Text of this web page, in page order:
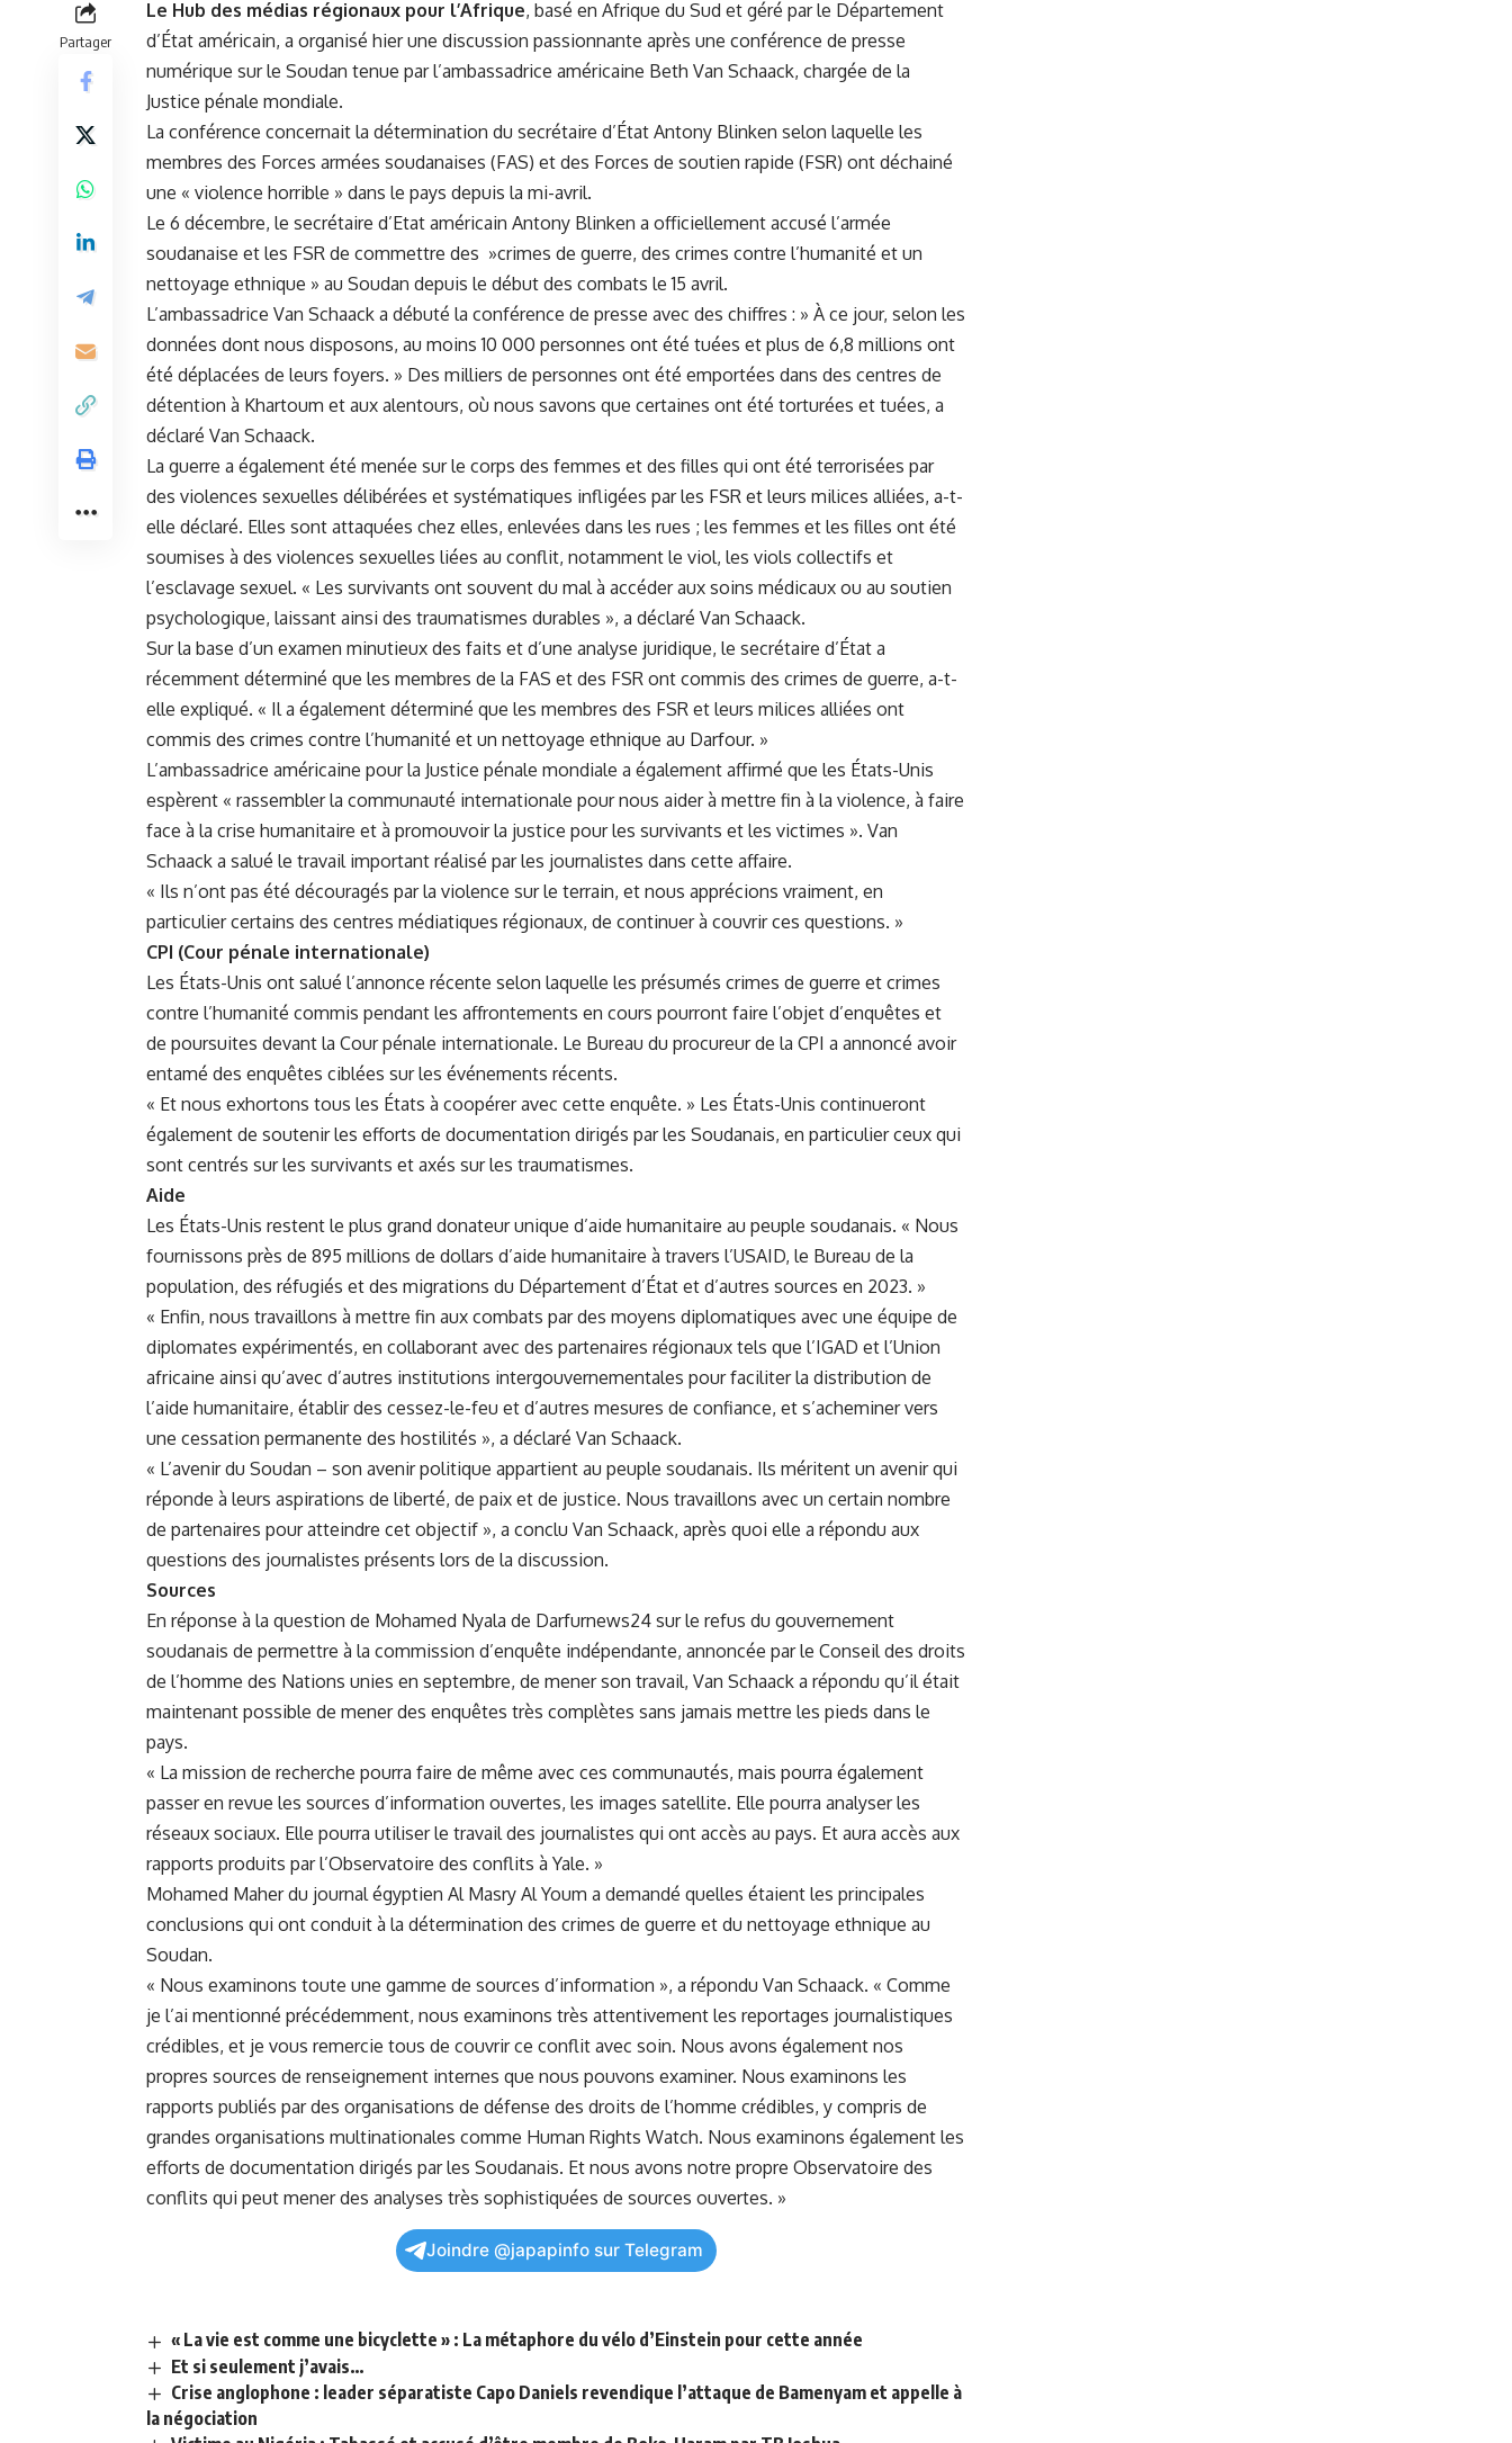
Partager
Le Hub des ‌médias⁢ régionaux ‍pour ⁢l’Afrique,⁢ basé en Afrique du⁤ Sud et géré par ‌le Département
d’État américain, a organisé‍ hier ​une⁣ discussion passionnante après une conférence de‍ presse
numérique sur⁣ le Soudan tenue par l’ambassadrice américaine Beth ⁤Van Schaack, chargée de⁢ la
Justice‍ pénale​ mondiale.
La conférence concernait la détermination‍ du⁣ secrétaire ​d’État Antony Blinken selon laquelle les
membres des Forces armées soudanaises (FAS) et des Forces de ​soutien rapide⁤ (FSR) ​ont déchainé
une⁢ « violence horrible » dans le pays⁤ depuis la mi-avril.
Le​ 6 ‍décembre, le secrétaire d’Etat américain Antony ⁣Blinken a officiellement accusé l’armée
soudanaise et les FSR de commettre des ⁤ »crimes ‌de guerre, des crimes contre l’humanité et un
nettoyage ethnique » au Soudan depuis le début des combats le⁢ 15 ⁢avril.
L’ambassadrice Van⁢ Schaack​ a débuté la conférence de presse avec des⁣ chiffres : » À ce jour, selon les
données dont nous disposons, au moins 10 000​ personnes ont été tuées et plus de 6,8 millions ont
été déplacées de leurs⁣ foyers. » Des milliers de personnes ont été​ emportées dans⁣ des centres de⁢
détention à⁢ Khartoum et aux alentours, où nous savons‍ que certaines ont été torturées‍ et⁣ tuées, a
⁤déclaré Van Schaack.
La ⁣guerre a également été ⁢menée ‍sur le corps des‍ femmes et des filles ​qui ont été terrorisées par
des violences sexuelles⁢ délibérées et systématiques ⁢infligées ‌par les FSR et leurs ⁤milices alliées, a-t-
elle déclaré. ‌Elles ‌sont attaquées chez elles, enlevées ‍dans les​ rues ; ‌les ​femmes et les⁢ filles ont‍ été
soumises à des violences sexuelles ‍liées au conflit, ⁢notamment le viol, les viols collectifs et⁣
l’esclavage sexuel. « Les survivants ont souvent du mal à accéder aux soins médicaux ou ‍au‍ soutien
psychologique, laissant ainsi des traumatismes durables », a déclaré Van Schaack.
Sur ⁣la base d’un examen minutieux ‍des faits⁣ et‍ d’une analyse juridique, le secrétaire d’État‍ a
récemment déterminé que ​les membres de‌ la FAS et‍ des FSR ont commis ⁣des crimes ⁤de guerre, a-t-
elle expliqué. « Il‍ a également‍ déterminé que les membres⁤ des FSR ‍et leurs milices alliées ont
⁣commis des ‍crimes contre l’humanité et un ⁢nettoyage ethnique au Darfour. »
L’ambassadrice américaine pour‌ la Justice ​pénale⁢ mondiale a également affirmé ⁤que les États-Unis⁣
espèrent « rassembler la communauté​ internationale pour nous aider à mettre fin à la violence, ⁢à​ faire
face à la crise humanitaire et à promouvoir ⁤la justice pour ‌les survivants‌ et‌ les victimes ». Van⁤
Schaack a salué le travail important réalisé par les journalistes dans cette affaire.
« Ils ​n’ont pas été découragés par la violence sur le terrain, et nous​ apprécions vraiment, en
particulier certains des centres médiatiques‍ régionaux, de continuer à couvrir ces questions. »
CPI (Cour pénale​ internationale)
Les ‌États-Unis ont salué l’annonce récente selon‍ laquelle les présumés crimes de guerre et crimes
contre ⁤l’humanité commis⁢ pendant les‌ affrontements ⁣en cours pourront‌ faire l’objet d’enquêtes et
‍de poursuites devant la Cour⁣ pénale internationale. ‍Le​ Bureau du procureur de la CPI a⁣ annoncé avoir
entamé des enquêtes ciblées sur⁣ les⁤ événements‍ récents.
« Et nous ‍exhortons tous les États à ‍coopérer⁣ avec cette enquête. »‍ Les États-Unis continueront
également de‍ soutenir les​ efforts de documentation dirigés par les⁣ Soudanais,​ en‌ particulier ceux qui
sont ⁢centrés ‌sur les survivants ​et axés sur les traumatismes.
Aide
Les États-Unis restent ‍le plus grand ⁣donateur unique ⁢d’aide humanitaire au peuple soudanais. « Nous
fournissons près de ‌895 millions de dollars d’aide humanitaire à travers l’USAID, le Bureau de la
population, des réfugiés et‍ des migrations du Département d’État et d’autres⁢ sources en 2023. »
« Enfin, nous travaillons ⁤à mettre fin ‍aux combats par des moyens diplomatiques avec une équipe de
diplomates expérimentés, en collaborant avec⁣ des partenaires régionaux tels que l’IGAD et l’Union
africaine ainsi ⁢qu’avec d’autres institutions intergouvernementales pour ⁢faciliter la​ distribution de
l’aide humanitaire, établir des cessez-le-feu et​ d’autres mesures de confiance, et‍ s’acheminer ​vers
une cessation permanente des hostilités », a ⁣déclaré Van Schaack.
« L’avenir du Soudan – son avenir politique ⁣appartient au‌ peuple soudanais. Ils méritent un ⁣avenir ‌qui‍
réponde à leurs aspirations de liberté, de paix et de justice. Nous travaillons avec un certain nombre
de ‍partenaires ‍pour atteindre cet objectif », a conclu Van ‍Schaack, après quoi elle⁢ a⁣ répondu aux
questions des ​journalistes présents​ lors de la discussion.
Sources
En ⁤réponse à ‌la​ question de⁤ Mohamed Nyala de Darfurnews24 sur le⁤ refus du gouvernement⁤
soudanais de permettre à ⁣la commission d’enquête indépendante, annoncée par‌ le Conseil​ des ‍droits
de l’homme⁤ des Nations unies en septembre, de mener son‍ travail, ⁢Van ‍Schaack a répondu qu’il ‌était
maintenant possible de mener des enquêtes très‍ complètes sans jamais mettre ​les pieds dans ‍le
pays.
« La mission de recherche pourra faire de même avec ces communautés, mais pourra également⁤
passer en revue ​les ‌sources d’information ouvertes,‍ les images satellite. Elle pourra analyser les
réseaux sociaux. Elle pourra utiliser ‍le travail des ⁤journalistes qui ont accès au pays. Et aura accès⁣ aux​
rapports ⁤produits par⁣ l’Observatoire des conflits ⁤à Yale. »
Mohamed Maher du journal égyptien Al Masry Al Youm a​ demandé quelles⁣ étaient les ⁤principales
conclusions qui ‌ont‌ conduit à la détermination‌ des crimes de guerre et du ​nettoyage ethnique ⁢au
Soudan.
« Nous examinons toute une gamme de sources d’information », a ‌répondu Van Schaack. « Comme
je l’ai mentionné précédemment, ​nous examinons très attentivement les reportages⁢ journalistiques
crédibles, et je vous remercie tous⁤ de couvrir ce ⁤conflit avec soin. Nous avons également nos
propres ⁤sources ⁣de renseignement⁣ internes que nous pouvons examiner. Nous examinons‍ les
rapports publiés par ‍des ⁢organisations de défense des droits de⁢ l’homme crédibles, y ‍compris de
grandes organisations multinationales comme Human Rights Watch. Nous examinons également ​les
efforts de documentation dirigés ⁣par les Soudanais. Et nous avons notre propre Observatoire des
conflits qui peut mener des analyses ​très sophistiquées de sources ouvertes. »
Joindre @japapinfo sur Telegram
« La vie est comme une bicyclette » : La métaphore du vélo d’Einstein pour cette année
Et si seulement j’avais…
Crise anglophone : leader séparatiste Capo Daniels revendique l’attaque de Bamenyam et appelle à
la négociation